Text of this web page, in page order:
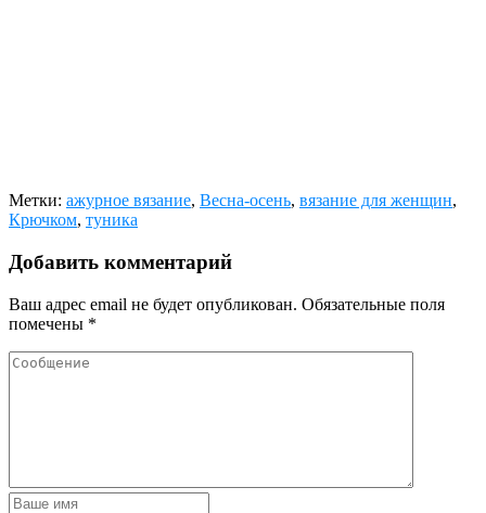
Метки: ажурное вязание, Весна-осень, вязание для женщин,
Крючком, туника
Добавить комментарий
Ваш адрес email не будет опубликован. Обязательные поля
помечены *